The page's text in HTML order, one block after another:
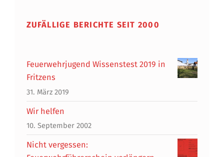
ZUFÄLLIGE BERICHTE SEIT 2000
Feuerwehrjugend Wissenstest 2019 in
Fritzens
31. März 2019
Wir helfen
10. September 2002
Nicht vergessen: